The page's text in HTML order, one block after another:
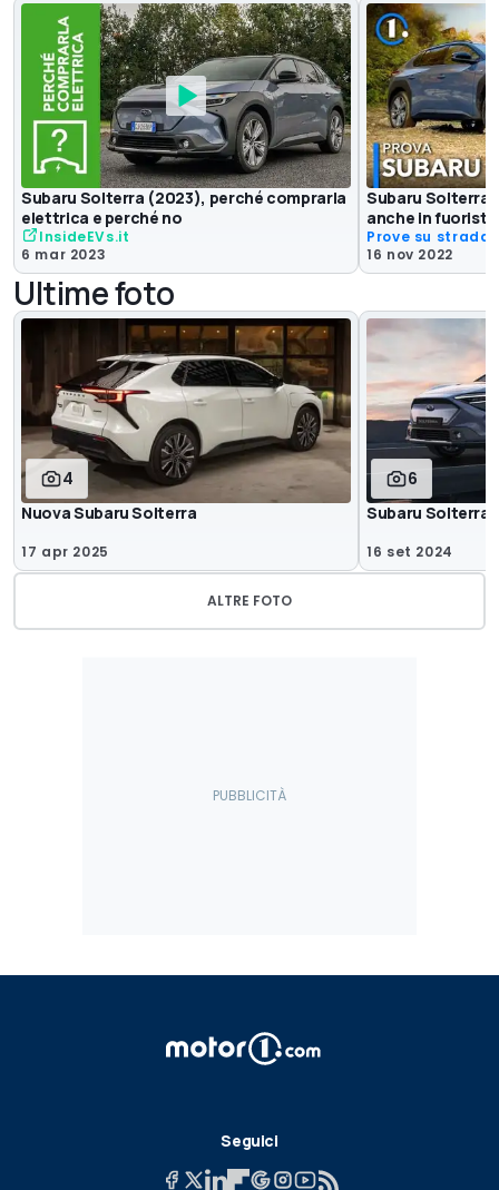
Subaru Solterra (2023), perché comprarla
elettrica e perché no
InsideEVs.it
6 mar 2023
Subaru Solterra,
anche in
Prove su strada
16 nov 2022
Ultime foto
4
Nuova Subaru Solterra
17 apr 2025
6
Subaru Solterra
16 set 2024
ALTRE FOTO
Seguici